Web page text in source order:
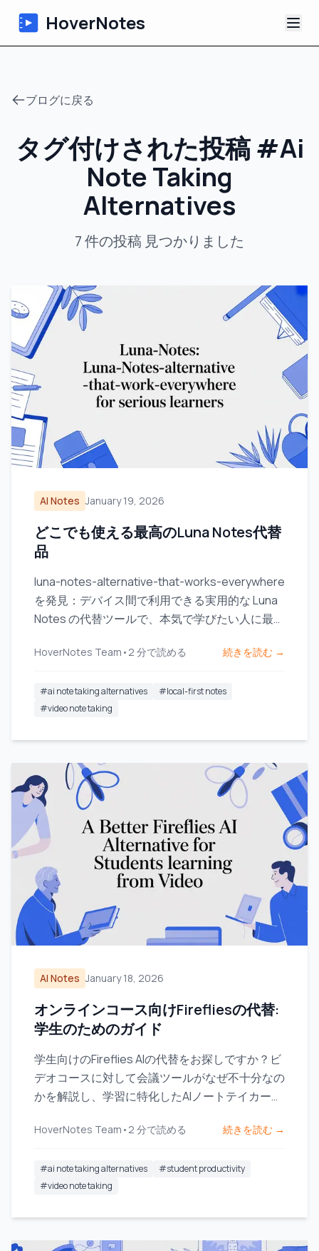
HoverNotes
AI動画ノート
チュートリアル
ブログに戻る
タグ付けされた投稿#Ai
Note Taking
Alternatives
7件の投稿 見つかりました
AI Notes January 19, 2026
どこでも使える最高のLuna Notes代替
品
luna-notes-alternative-that-works-everywhere
を発見：デバイス間で利用できる実用的な Luna
Notes の代替ツールで、本気で学びたい人に最適
HoverNotes Team • 2 分で読める 続きを読む →
#ai note taking alternatives #local-first notes
#video note taking
AI Notes January 18, 2026
オンラインコース向けFirefliesの代替:
学生のためのガイド
学生向けのFireflies AIの代替をお探しですか？ビ
デオコースに対して会議ツールがなぜ不十分なの
かを解説し、学習に特化したAIノートテイカーを
HoverNotes Team • 2 分で読める 続きを読む →
#ai note taking alternatives #student productivity
#video note taking